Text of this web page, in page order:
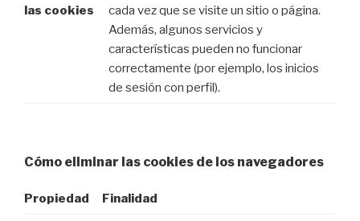
las cookies
cada vez que se visite un sitio o página.
Además, algunos servicios y
características pueden no funcionar
correctamente (por ejemplo, los inicios
de sesión con perfil).
Cómo eliminar las cookies de los navegadores
Propiedad Finalidad